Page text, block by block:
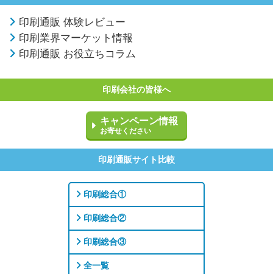
印刷通販 体験レビュー
印刷業界マーケット情報
印刷通販 お役立ちコラム
印刷会社の皆様へ
キャンペーン情報
お寄せください
印刷通販サイト比較
印刷総合①
印刷総合②
印刷総合③
全一覧